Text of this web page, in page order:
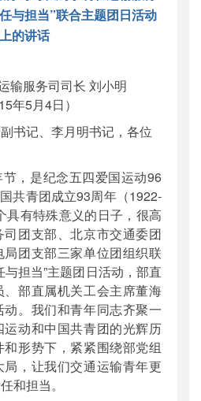
与担当”联合主题团日活动
上的讲话
输服务司司长 刘小明
年5月4日）
书记、李月明书记，各位
，是纪念五四爱国运动96
共青团成立93周年（1922-
具有特殊意义的日子，很高
团支部、北京市交通委团
团支部三家单位团组织联
担当”主题团日活动，部直
部直属机关工会主席董海
。我们和青年同志齐聚一
动和中国共青团的光辉历
形势下，紧紧围绕部党组
，让我们交通运输青年更
和担当。